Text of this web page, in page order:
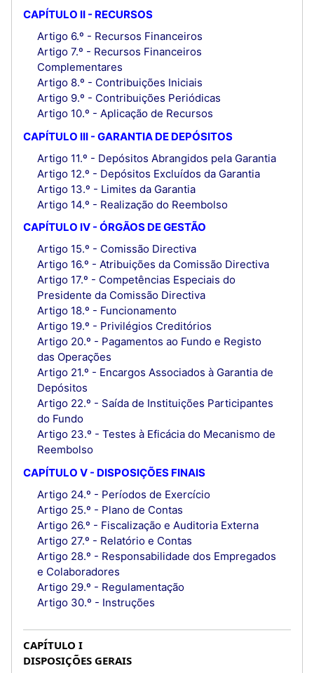
CAPÍTULO II - RECURSOS
Artigo 6.º - Recursos Financeiros
Artigo 7.º - Recursos Financeiros
Complementares
Artigo 8.º - Contribuições Iniciais
Artigo 9.º - Contribuições Periódicas
Artigo 10.º - Aplicação de Recursos
CAPÍTULO III - GARANTIA DE DEPÓSITOS
Artigo 11.º - Depósitos Abrangidos pela Garantia
Artigo 12.º - Depósitos Excluídos da Garantia
Artigo 13.º - Limites da Garantia
Artigo 14.º - Realização do Reembolso
CAPÍTULO IV - ÓRGÃOS DE GESTÃO
Artigo 15.º - Comissão Directiva
Artigo 16.º - Atribuições da Comissão Directiva
Artigo 17.º - Competências Especiais do
Presidente da Comissão Directiva
Artigo 18.º - Funcionamento
Artigo 19.º - Privilégios Creditórios
Artigo 20.º - Pagamentos ao Fundo e Registo
das Operações
Artigo 21.º - Encargos Associados à Garantia de
Depósitos
Artigo 22.º - Saída de Instituições Participantes
do Fundo
Artigo 23.º - Testes à Eficácia do Mecanismo de
Reembolso
CAPÍTULO V - DISPOSIÇÕES FINAIS
Artigo 24.º - Períodos de Exercício
Artigo 25.º - Plano de Contas
Artigo 26.º - Fiscalização e Auditoria Externa
Artigo 27.º - Relatório e Contas
Artigo 28.º - Responsabilidade dos Empregados
e Colaboradores
Artigo 29.º - Regulamentação
Artigo 30.º - Instruções
CAPÍTULO I
DISPOSIÇÕES GERAIS